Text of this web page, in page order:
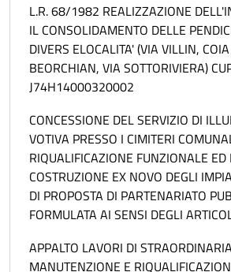
L.R. 68/1982 REALIZZAZIONE
IL CONSOLIDAMENTO DELLE
DIVERS ELOCALITA' (VIA VILLIN,
BEORCHIAN, VIA SOTTORIVIERA)
J74H14000320002
CONCESSIONE DEL SERVIZIO DI
VOTIVA PRESSO I CIMITERI
RIQUALIFICAZIONE FUNZIONALE ED
COSTRUZIONE EX NOVO DEGLI
DI PROPOSTA DI PARTENARIATO
FORMULATA AI SENSI DEGLI
APPALTO LAVORI DI STRAORDINARIA
MANUTENZIONE E